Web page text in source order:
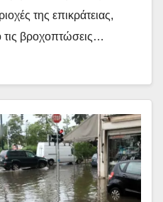
της επικράτειας,
τις βροχοπτώσεις…